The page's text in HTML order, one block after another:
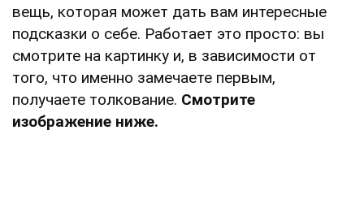
вещь, которая может дать вам интересные
подсказки о себе. Работает это просто: вы
смотрите на картинку и, в зависимости от
того, что именно замечаете первым,
получаете толкование. Смотрите
изображение ниже.